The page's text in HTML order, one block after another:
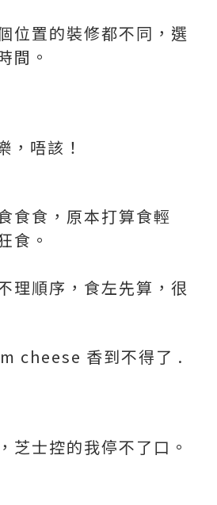
位置的裝修都不同，選
間。
，唔該！
食食，原本打算食輕
食。
理順序，食左先算，很
cheese 香到不得了 .
芝士控的我停不了口。